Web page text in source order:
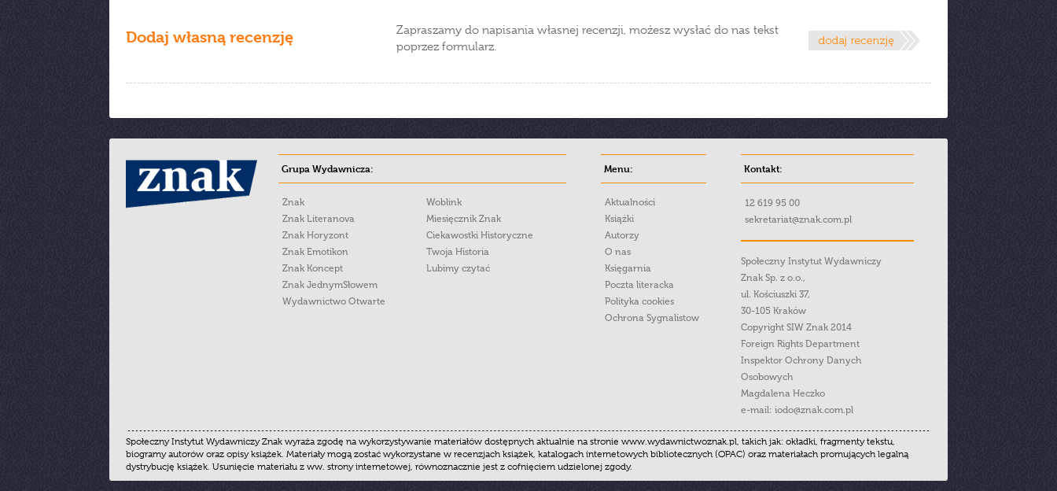
Dodaj własną recenzję
Zapraszamy do napisania własnej recenzji, możesz wysłać do nas tekst
poprzez formularz.
Grupa Wydawnicza:
Znak
Znak Literanova
Znak Horyzont
Znak Emotikon
Znak Koncept
Znak JednymSłowem
Wydawnictwo Otwarte
Woblink
Miesięcznik Znak
Ciekawostki Historyczne
Twoja Historia
Lubimy czytać
Menu:
Aktualności
Książki
Autorzy
O nas
Księgarnia
Poczta literacka
Polityka cookies
Ochrona Sygnalistow
Kontakt:
12 619 95 00
sekretariat@znak.com.pl
Społeczny Instytut Wydawniczy
Znak Sp. z o.o.,
ul. Kościuszki 37,
30-105 Kraków
Copyright SIW Znak 2014
Foreign Rights Department
Inspektor Ochrony Danych
Osobowych
Magdalena Heczko
e-mail: iodo@znak.com.pl
Społeczny Instytut Wydawniczy Znak wyraża zgodę na wykorzystywanie materiałów dostępnych aktualnie na stronie www.wydawnictwoznak.pl, takich jak: okładki, fragmenty tekstu,
biogramy autorów oraz opisy książek. Materiały mogą zostać wykorzystane w recenzjach książek, katalogach internetowych bibliotecznych (OPAC) oraz materiałach promujących legalną
dystrybucję książek. Usunięcie materiału z ww. strony internetowej, równoznacznie jest z cofnięciem udzielonej zgody.